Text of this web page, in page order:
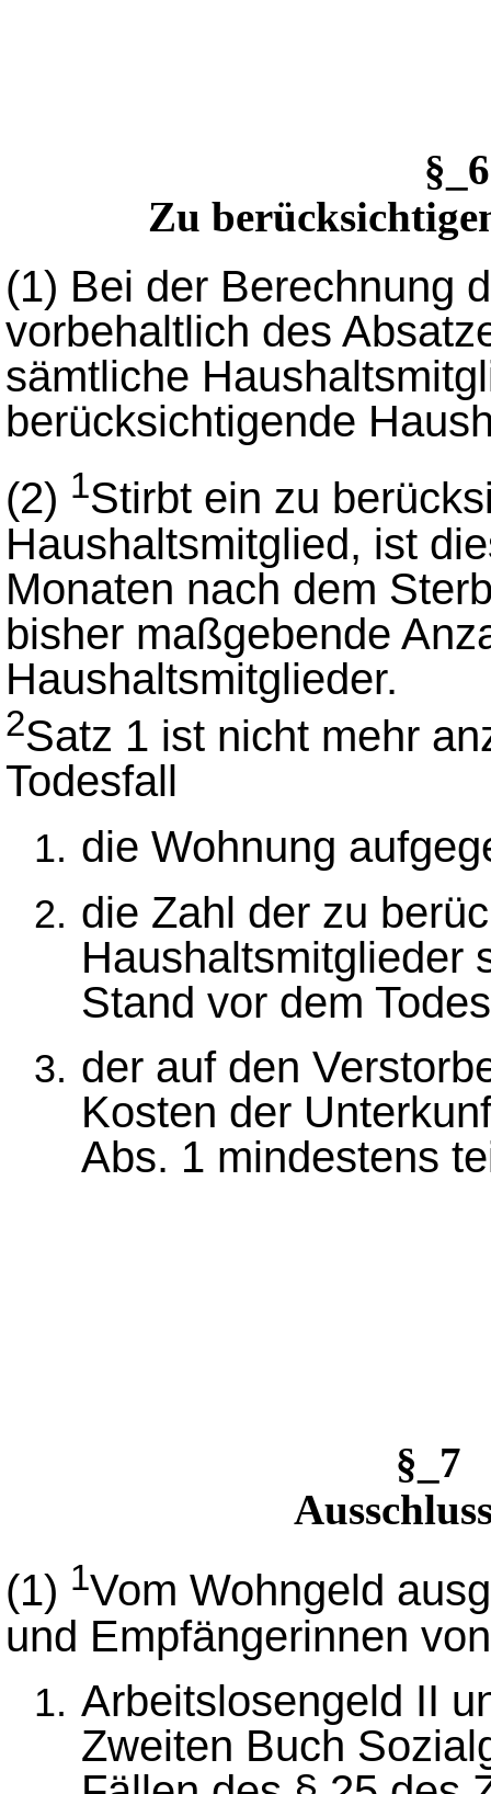
Zu
(1) Bei der Berechnung
vorbehaltlich des
sämtliche
berücksichtigende
(2) 1Stirbt ein zu
Haushaltsmitglied, ist
Monaten nach dem
bisher maßgebende
Haushaltsmitglieder.
2Satz 1 ist nicht mehr
Todesfall
die Wohnung
die Zahl der zu
Haushaltsmitglieder
Stand vor dem
der auf den
Kosten der
Abs. 1 mindestens
§_7
(1) 1Vom Wohngeld
und Empfängerinnen von
Arbeitslosengeld II
Zweiten Buch